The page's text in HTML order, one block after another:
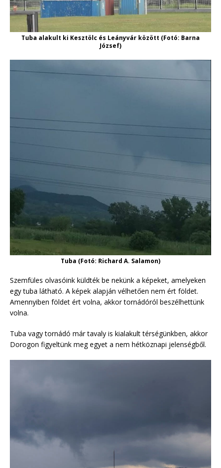
Tuba alakult ki Kesztölc és Leányvár között (Fotó: Barna
József)
Tuba (Fotó: Richard A. Salamon)
Szemfüles olvasóink küldték be nekünk a képeket, amelyeken
egy tuba látható. A képek alapján vélhetően nem ért földet.
Amennyiben földet ért volna, akkor tornádóról beszélhettünk
volna.
Tuba vagy tornádó már tavaly is kialakult térségünkben, akkor
Dorogon figyeltünk meg egyet a nem hétköznapi jelenségből.